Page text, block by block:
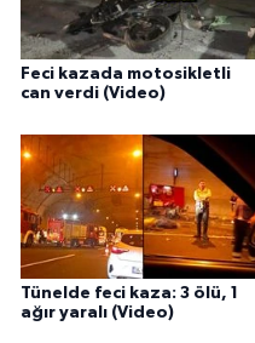
Feci kazada motosikletli
can verdi (Video)
Tünelde feci kaza: 3 ölü, 1
ağır yaralı (Video)